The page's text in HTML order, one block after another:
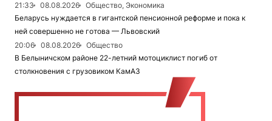
21:33
08.08.2026
Общество, Экономика
Беларусь нуждается в гигантской пенсионной реформе и пока к
ней совершенно не готова — Львовский
20:06
08.08.2026
Общество
В Белыничском районе 22-летний мотоциклист погиб от
столкновения с грузовиком КамАЗ